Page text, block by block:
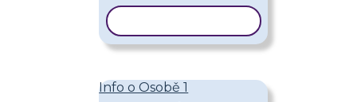
Info o Osobě 1